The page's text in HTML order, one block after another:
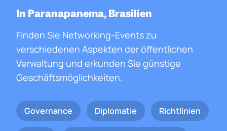
In Paranapanema, Brasilien
Finden Sie Networking-Events zu
verschiedenen Aspekten der öffentlichen
Verwaltung und erkunden Sie günstige
Geschäftsmöglichkeiten.
Governance Diplomatie Richtlinien